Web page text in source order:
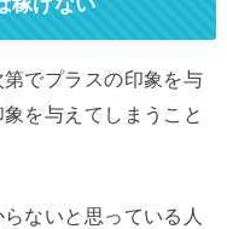
でプラスの印象を与
を与えてしまうこと
ないと思っている人